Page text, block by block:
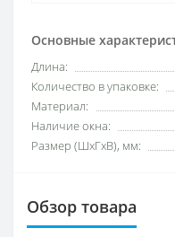
Основные
Длина:
Количество в упаковке:
Материал:
Наличие окна:
Размер (ШхГхВ), мм:
Обзор товара